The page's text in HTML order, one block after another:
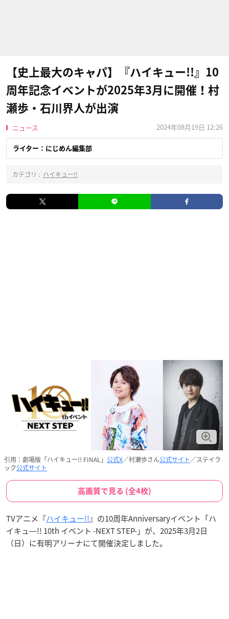
【史上最大のキャパ】『ハイキュー!!』10
周年記念イベントが2025年3月に開催！村
瀬歩・石川界人が出演
ニュース 2024年08月19日 12:26
ライター：にじめん編集部
カテゴリ : ハイキュー!!
引用：劇場版「ハイキュー!! FINAL」 公式X／村瀬歩さん公式サイト／ステイラ
ック公式サイト
高画質で見る (全4枚)
TVアニメ『ハイキュー!!』の10周年Anniversaryイベント「ハ
イキュ―!! 10th イベント -NEXT STEP-」が、2025年3月2日
（日）に有明アリーナにて開催決定しました。